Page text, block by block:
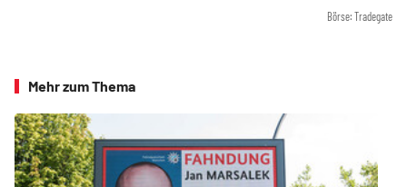
Börse: Tradegate
Mehr zum Thema